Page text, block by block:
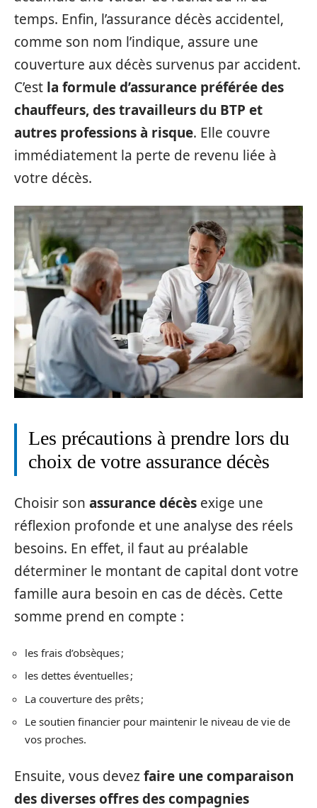
temps. Enfin, l’assurance décès accidentel,
comme son nom l’indique, assure une
couverture aux décès survenus par accident.
C’est la formule d’assurance préférée des
chauffeurs, des travailleurs du BTP et
autres professions à risque. Elle couvre
immédiatement la perte de revenu liée à
votre décès.
Les précautions à prendre lors du
choix de votre assurance décès
Choisir son assurance décès exige une
réflexion profonde et une analyse des réels
besoins. En effet, il faut au préalable
déterminer le montant de capital dont votre
famille aura besoin en cas de décès. Cette
somme prend en compte :
les frais d’obsèques ;
les dettes éventuelles ;
La couverture des prêts ;
Le soutien financier pour maintenir le niveau de vie de
vos proches.
Ensuite, vous devezfaire une comparaison
des diverses offres des compagnies